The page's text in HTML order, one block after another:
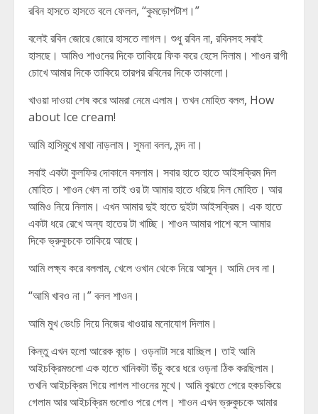
রবিন হাসতে হাসতে বলে ফেলল, “কুমড়োপটাশ।”
বলেই রবিন জোরে জোরে হাসতে লাগল। শুধু রবিন না, রবিনসহ সবাই
হাসছে। আমিও শাওনের দিকে তাকিয়ে ফিক করে হেসে দিলাম। শাওন রাগী
চোখে আমার দিকে তাকিয়ে তারপর রবিনের দিকে তাকালো।
খাওয়া দাওয়া শেষ করে আমরা নেমে এলাম। তখন মোহিত বলল, How
about Ice cream!
আমি হাসিমুখে মাথা নাড়লাম। সুমনা বলল, মন্দ না।
সবাই একটা কুলফির দোকানে বসলাম। সবার হাতে হাতে আইসক্রিম দিল
মোহিত। শাওন খেল না তাই ওর টা আমার হাতে ধরিয়ে দিল মোহিত। আর
আমিও নিয়ে নিলাম। এখন আমার দুই হাতে দুইটা আইসক্রিম। এক হাতে
একটা ধরে রেখে অন্য হাতের টা খাচ্ছি। শাওন আমার পাশে বসে আমার
দিকে ভ্রুকুচকে তাকিয়ে আছে।
আমি লক্ষ্য করে বললাম, খেলে ওখান থেকে নিয়ে আসুন। আমি দেব না।
“আমি খাবও না।” বলল শাওন।
আমি মুখ ভেংচি দিয়ে নিজের খাওয়ার মনোযোগ দিলাম।
কিন্তু এখন হলো আরেক কান্ড। ওড়নাটা সরে যাচ্ছিল। তাই আমি
আইচক্রিমগুলো এক হাতে খানিকটা উঁচু করে ধরে ওড়না ঠিক করছিলাম।
তখনি আইচক্রিম গিয়ে লাগল শাওনের মুখে। আমি বুঝতে পেরে হকচকিয়ে
গেলাম আর আইচক্রিম গুলোও পরে গেল। শাওন এখন ভ্রুকুচকে আমার